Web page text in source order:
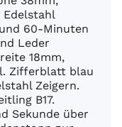
Edelstahl
60-Minuten
Leder
18mm,
Zifferblatt blau
Zeigern.
B17.
Sekunde über